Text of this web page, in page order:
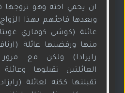
ان يحمي اخته وهو تزوجها
وبعدها فاجئهم بهذا
عائلة (كوشي كوماري
منها ورفضتها عائلة
رايزادا) ولكن مع
العائلتين تقبلوها
تقبلتها ككنه لعائلة